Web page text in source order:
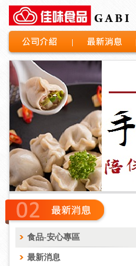
公司介紹 最新消息
食品-安心專區
最新消息